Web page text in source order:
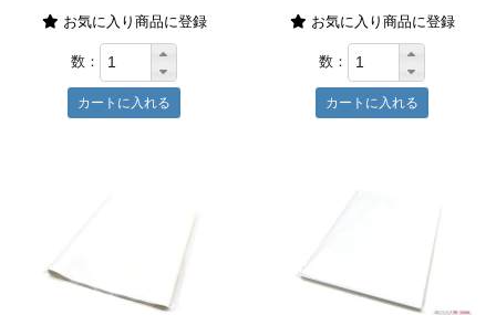
お気に入り商品に登録
数：
お気に入り商品に登録
数：